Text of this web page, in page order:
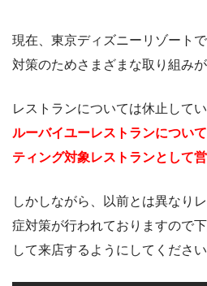
現在、東京ディズニーリゾート
対策のためさまざまな取り組み
レストランについては休止して
ルーバイユーレストランについ
ティング対象レストランとして
しかしながら、以前とは異なり
症対策が行われておりますので
して来店するようにしてください